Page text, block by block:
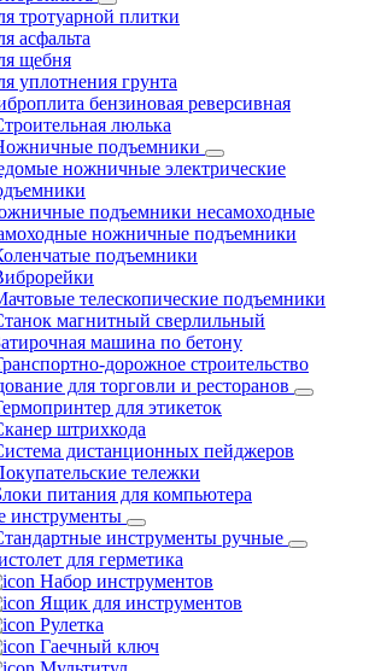
тротуарной плитки
асфальта
щебня
уплотнения грунта
бензиновая реверсивная
люлька
подъемники
ножничные электрические
подъемники несамоходные
ножничные подъемники
подъемники
телескопические подъемники
магнитный сверлильный
машина по бетону
дорожное строительство
для торговли и ресторанов
для этикеток
штрихкода
дистанционных пейджеров
тележки
питания для компьютера
инструменты
инструменты ручные
для герметика
Набор инструментов
Ящик для инструментов
Рулетка
Гаечный ключ